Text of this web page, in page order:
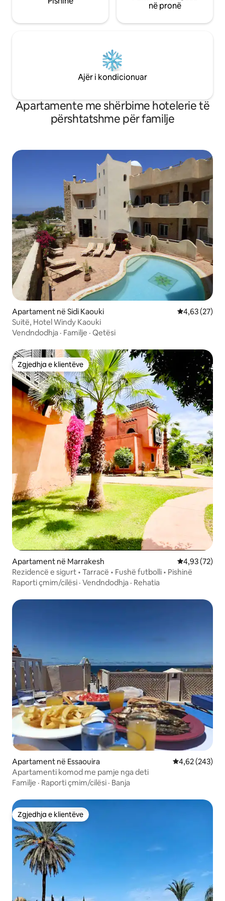
në pronë
Ajër i kondicionuar
Apartamente me shërbime hotelerie të
përshtatshme për familje
Apartament në Sidi Kaouki Vlerësimi
4,63 (27)
Suitë, Hotel Windy Kaouki
Vendndodhja · Familje · Qetësi
Zgjedhja e klientëve
Zgjedhja e klientëve
Apartament në Marrakesh Vlerësimi
4,93 (72)
Rezidencë e sigurt • Tarracë • Fushë futbolli • Pishinë
Raporti çmim/cilësi · Vendndodhja · Rehatia
Apartament në Essaouira Vlerësimi
4,62 (243)
Apartamenti komod me pamje nga deti
Familje · Raporti çmim/cilësi · Banja
Zgjedhja e klientëve
Zgjedhja e klientëve